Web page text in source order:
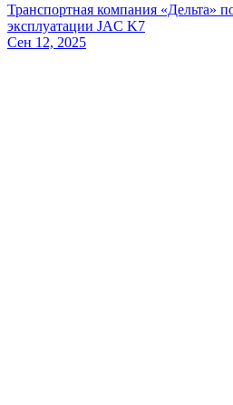
Транспортная компания «Дельта»
эксплуатации JAC K7
Сен 12, 2025